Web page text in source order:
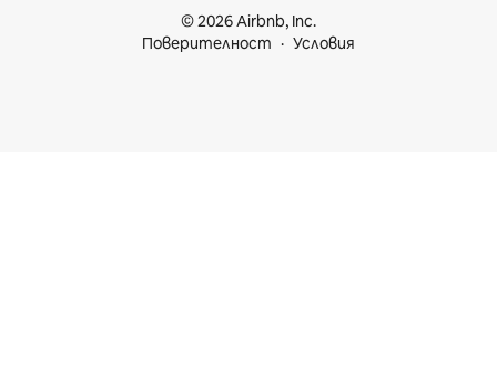
© 2026 Airbnb, Inc.
Поверителност
Условия